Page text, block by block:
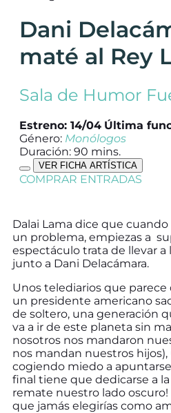
Dani
maté al Rey
Sala de Humor
Estreno: 14/04 Última
Género: Monólogos
Duración: 90 mins.
VER FICHA ARTÍSTICA
COMPRAR ENTRADAS
Dalai Lama dice que
un problema, empiezas a
espectáculo trata de llevar a
junto a Dani Delacámara.
Unos telediarios que
un presidente americano
de soltero, una generación
va a ir de este planeta sin
nosotros nos mandaron
nos mandan nuestros
cogiendo miedo a
final tiene que dedicarse a la
remate nuestro lado
que jamás elegirías como